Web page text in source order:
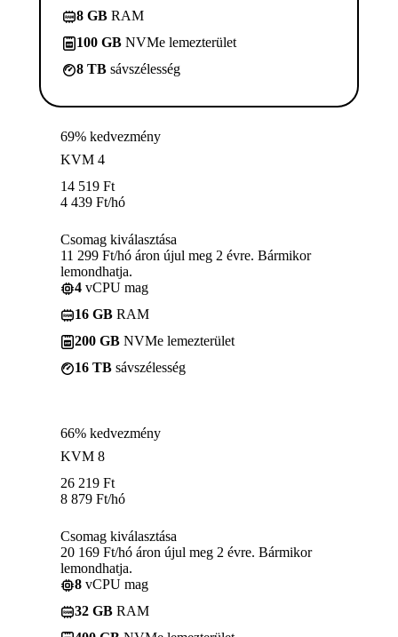
8 GB RAM
100 GB NVMe lemezterület
8 TB sávszélesség
69% kedvezmény
KVM 4
14 519 Ft
4 439 Ft/hó
Csomag kiválasztása
11 299 Ft/hó áron újul meg 2 évre. Bármikor
lemondhatja.
4 vCPU mag
16 GB RAM
200 GB NVMe lemezterület
16 TB sávszélesség
66% kedvezmény
KVM 8
26 219 Ft
8 879 Ft/hó
Csomag kiválasztása
20 169 Ft/hó áron újul meg 2 évre. Bármikor
lemondhatja.
8 vCPU mag
32 GB RAM